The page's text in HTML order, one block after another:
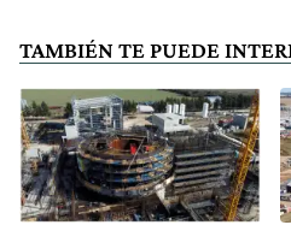
TAMBIÉN TE PUEDE